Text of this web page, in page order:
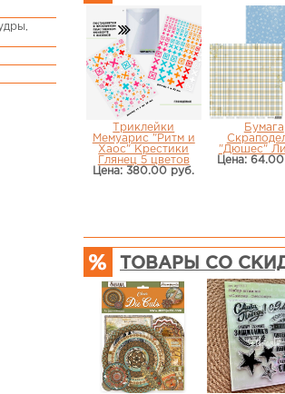
Триклейки
Мемуарис "Ритм и
Хаос" Крестики
Глянец 5 цветов
Цена: 380.00 руб.
Бумага
"Дюшес"
Цена:
ТОВАРЫ СО